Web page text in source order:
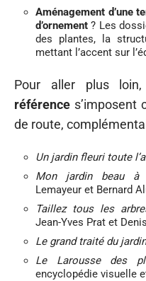
Aménagement d’une
d’ornement ? Les
des plantes, la
mettant l’accent sur
Pour aller plus
référence s’imposent
de route,
Un jardin fleuri toute
Mon jardin beau à
Lemayeur et Bernard
Taillez tous les
Jean-Yves Prat et
Le grand traité du
Le Larousse des
encyclopédie visuelle